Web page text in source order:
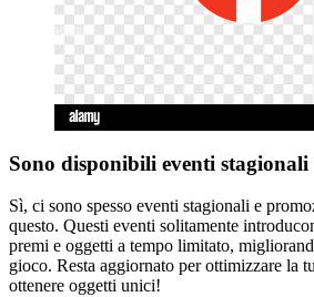
Sono disponibili eventi
Sì, ci sono spesso eventi stagionali e
questo. Questi eventi solitamente
premi e oggetti a tempo limitato,
gioco. Resta aggiornato per ottimizzare la
ottenere oggetti unici!